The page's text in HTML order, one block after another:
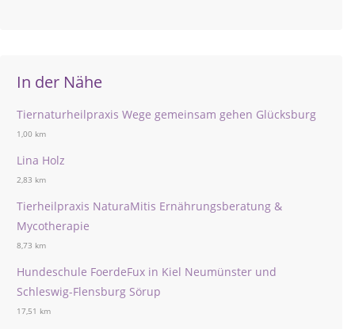
In der Nähe
Tiernaturheilpraxis Wege gemeinsam gehen Glücksburg
1,00 km
Lina Holz
2,83 km
Tierheilpraxis NaturaMitis Ernährungsberatung &
Mycotherapie
8,73 km
Hundeschule FoerdeFux in Kiel Neumünster und
Schleswig-Flensburg Sörup
17,51 km